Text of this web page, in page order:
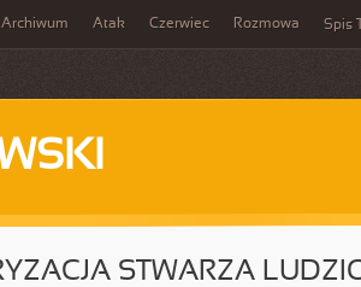
Archiwum Atak Czerwiec Rozmowa Spis
STWARZA